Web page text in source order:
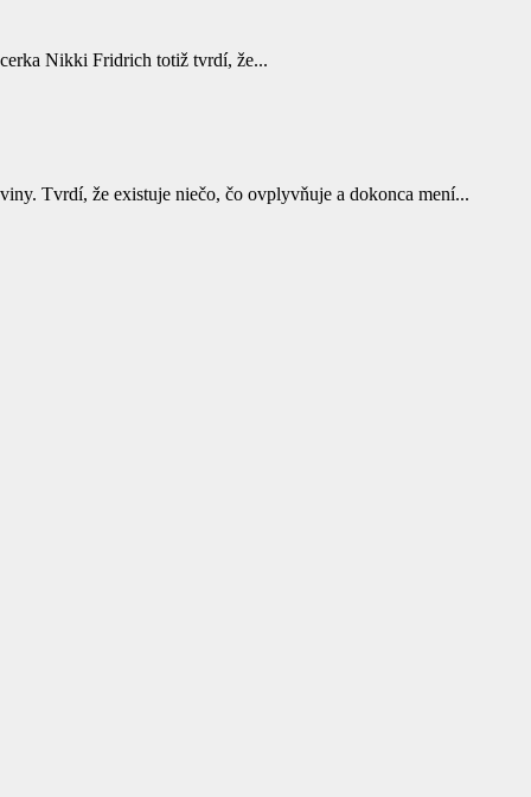
Nikki Fridrich totiž tvrdí, že...
Tvrdí, že existuje niečo, čo ovplyvňuje a dokonca mení...